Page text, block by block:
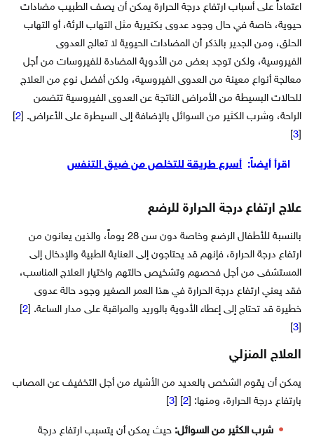
اعتماداً على أسباب ارتفاع درجة الحرارة يمكن أن يصف الطبيب مضادات
حيوية، خاصة في حال وجود عدوى بكتيرية مثل التهاب الرئة، أو التهاب
الحلق، ومن الجدير بالذكر أن المضادات الحيوية لا تعالج العدوى
الفيروسية، ولكن توجد بعض من الأدوية المضادة للفيروسات من أجل
معالجة أنواع معينة من العدوى الفيروسية، ولكن أفضل نوع من العلاج
للحالات البسيطة من الأمراض الناتجة عن العدوى الفيروسية تتضمن
الراحة، وشرب الكثير من السوائل بالإضافة إلى السيطرة على الأعراض. [ 2
]
3
]
اقرأ أيضاً: أسرع طريقة للتخلص من ضيق التنفس
علاج ارتفاع درجة الحرارة للرضع
بالنسبة للأطفال الرضع وخاصة دون سن 28 يوماً، والذين يعانون من
ارتفاع درجة الحرارة، فإنهم قد يحتاجون إلى العناية الطبية والإدخال إلى
المستشفى من أجل فحصهم وتشخيص حالتهم واختيار العلاج المناسب،
فقد يعني ارتفاع درجة الحرارة في هذا العمر الصغير وجود حالة عدوى
خطيرة قد تحتاج إلى إعطاء الأدوية بالوريد والمراقبة على مدار الساعة. [ 2
]
3
]
العلاج المنزلي
يمكن أن يقوم الشخص بالعديد من الأشياء من أجل التخفيف عن المصاب
بارتفاع درجة الحرارة، ومنها: [ 2
] [
3
]
شرب الكثير من السوائل: حيث يمكن أن يتسبب ارتفاع درجة